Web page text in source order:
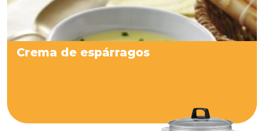
Crema de espárragos